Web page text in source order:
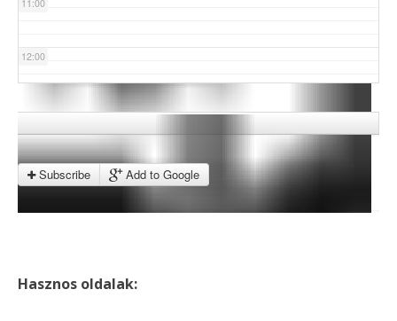
11:00
12:00
13:00
14:00
15:00
Subscribe Add to Google
Hasznos oldalak: